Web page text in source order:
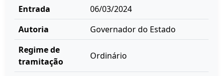
Entrada
06/03/2024
Autoria
Governador do Estado
Regime de
tramitação
Ordinário